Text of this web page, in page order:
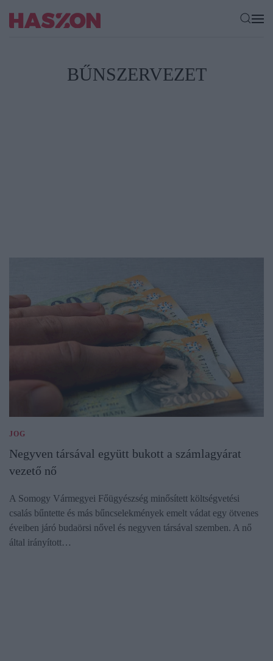
BŰNSZERVEZET
JOG
Negyven társával együtt bukott a számlagyárat
vezető nő
A Somogy Vármegyei Főügyészség minősített költségvetési
csalás bűntette és más bűncselekmények emelt vádat egy ötvenes
éveiben járó budaörsi nővel és negyven társával szemben. A nő
által irányított…